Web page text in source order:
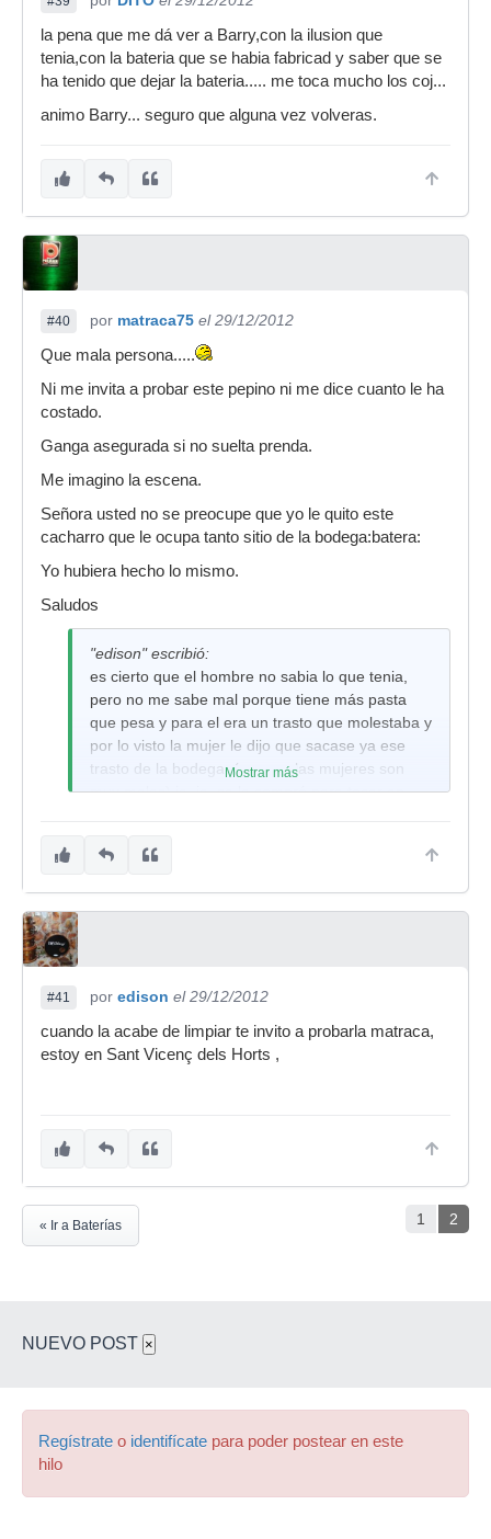
la pena que me dá ver a Barry,con la ilusion que
tenia,con la bateria que se habia fabricad y saber que se
ha tenido que dejar la bateria..... me toca mucho los coj...
animo Barry... seguro que alguna vez volveras.
#40 por matraca75 el 29/12/2012
Que mala persona.....
Ni me invita a probar este pepino ni me dice cuanto le ha
costado.
Ganga asegurada si no suelta prenda.
Me imagino la escena.
Señora usted no se preocupe que yo le quito este
cacharro que le ocupa tanto sitio de la bodega:batera:
Yo hubiera hecho lo mismo.
Saludos
"edison" escribió:
es cierto que el hombre no sabia lo que tenia,
pero no me sabe mal porque tiene más pasta
que pesa y para el era un trasto que molestaba y
por lo visto la mujer le dijo que sacase ya ese
trasto de la bodega, ( es que las mujeres son
muy malas) je, je, se la compró para tocar en
veces por delante y tienes que reaccionar rápido
Mostrar más
#41 por edison el 29/12/2012
cuando la acabe de limpiar te invito a probarla matraca,
estoy en Sant Vicenç dels Horts ,
1 2
« Ir a Baterías
NUEVO POST ×
Regístrate o identifícate para poder postear en este
hilo